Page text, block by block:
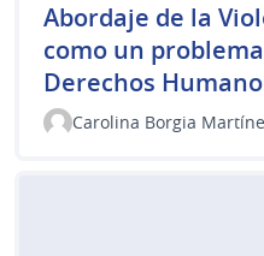
Abordaje de la
como un
Derechos
Carolina Borgia